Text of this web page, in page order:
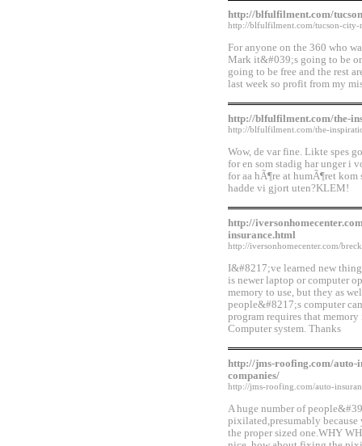
http://blfulfilment.com/
http://blfulfilment.com/tucson-city-
For anyone on the 360 who
Mark it&#039;s going to be
going to be free and the rest
last week so profit from my
http://blfulfilment.com/the-
http://blfulfilment.com/the-
Wow, de var fine. Likte spes
for en som stadig har unger i
for aa hÃ¶re at humÃ¶ret
hadde vi gjort uten?KLEM!
http://
insurance.html
http://iversonhomecenter.com/
I&#8217;ve learned new
is newer laptop or computer
memory to use, but they as
people&#8217;s computer
program requires that
Computer system. Thanks
http://jms-roofing.com/auto-
companies/
http://jms-roofing.com/auto-
A huge number of
pixilated,presumably
the proper sized one.WHY